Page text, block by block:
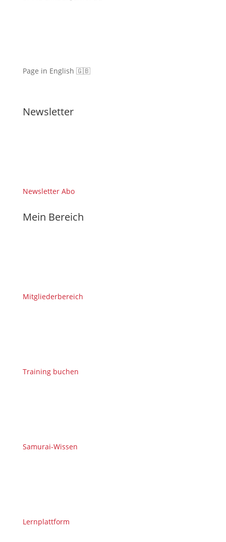
Page in English 🇬🇧
Newsletter
Newsletter Abo
Mein Bereich
Mitgliederbereich
Training buchen
Samurai-Wissen
Lernplattform